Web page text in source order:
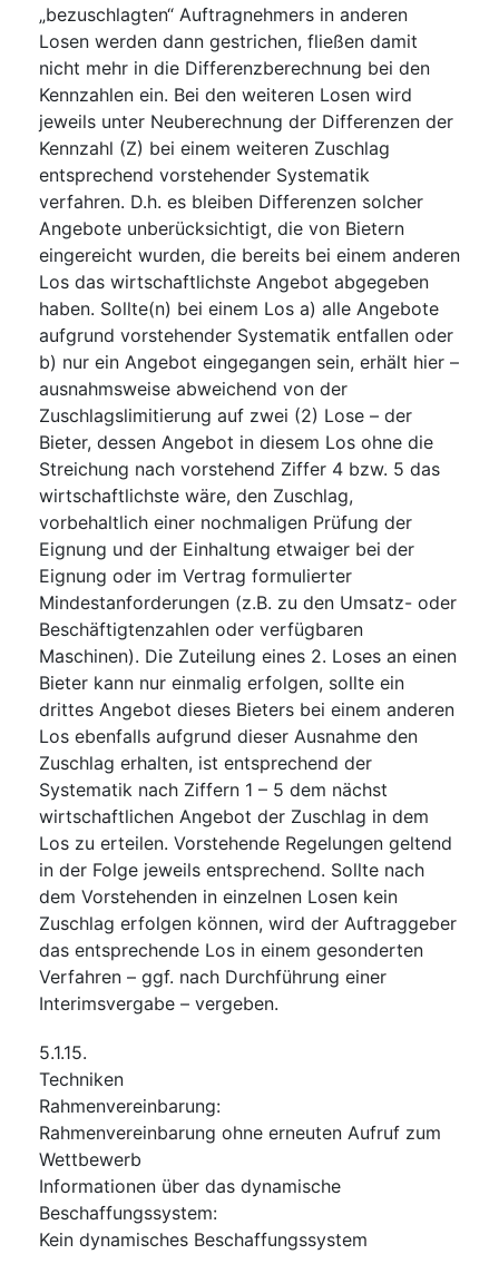
„bezuschlagten“ Auftragnehmers in anderen
Losen werden dann gestrichen, fließen damit
nicht mehr in die Differenzberechnung bei den
Kennzahlen ein. Bei den weiteren Losen wird
jeweils unter Neuberechnung der Differenzen der
Kennzahl (Z) bei einem weiteren Zuschlag
entsprechend vorstehender Systematik
verfahren. D.h. es bleiben Differenzen solcher
Angebote unberücksichtigt, die von Bietern
eingereicht wurden, die bereits bei einem anderen
Los das wirtschaftlichste Angebot abgegeben
haben. Sollte(n) bei einem Los a) alle Angebote
aufgrund vorstehender Systematik entfallen oder
b) nur ein Angebot eingegangen sein, erhält hier –
ausnahmsweise abweichend von der
Zuschlagslimitierung auf zwei (2) Lose – der
Bieter, dessen Angebot in diesem Los ohne die
Streichung nach vorstehend Ziffer 4 bzw. 5 das
wirtschaftlichste wäre, den Zuschlag,
vorbehaltlich einer nochmaligen Prüfung der
Eignung und der Einhaltung etwaiger bei der
Eignung oder im Vertrag formulierter
Mindestanforderungen (z.B. zu den Umsatz- oder
Beschäftigtenzahlen oder verfügbaren
Maschinen). Die Zuteilung eines 2. Loses an einen
Bieter kann nur einmalig erfolgen, sollte ein
drittes Angebot dieses Bieters bei einem anderen
Los ebenfalls aufgrund dieser Ausnahme den
Zuschlag erhalten, ist entsprechend der
Systematik nach Ziffern 1 – 5 dem nächst
wirtschaftlichen Angebot der Zuschlag in dem
Los zu erteilen. Vorstehende Regelungen geltend
in der Folge jeweils entsprechend. Sollte nach
dem Vorstehenden in einzelnen Losen kein
Zuschlag erfolgen können, wird der Auftraggeber
das entsprechende Los in einem gesonderten
Verfahren – ggf. nach Durchführung einer
Interimsvergabe – vergeben.
5.1.15.
Techniken
Rahmenvereinbarung:
Rahmenvereinbarung ohne erneuten Aufruf zum
Wettbewerb
Informationen über das dynamische
Beschaffungssystem:
Kein dynamisches Beschaffungssystem